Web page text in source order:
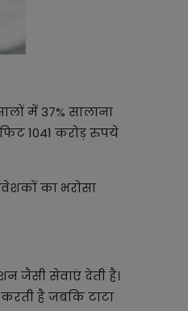
में 37% सालाना
1041 करोड़ रुपये
का भरोसा
जैसी सेवाएं देती है।
है जबकि टाटा